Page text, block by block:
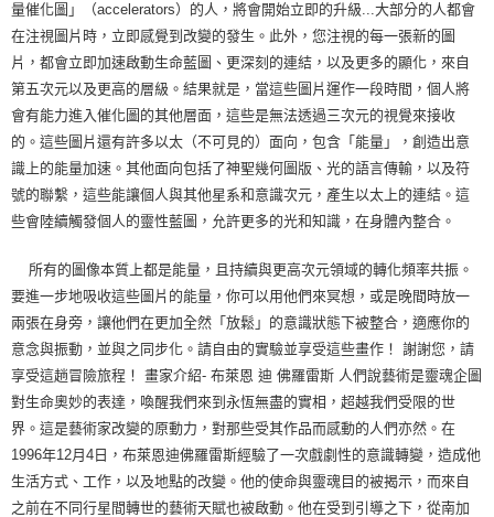
量催化圖」（accelerators）的人，將會開始立即的升級...大部分的人都會
在注視圖片時，立即感覺到改變的發生。此外，您注視的每一張新的圖
片，都會立即加速啟動生命藍圖、更深刻的連結，以及更多的顯化，來自
第五次元以及更高的層級。結果就是，當這些圖片運作一段時間，個人將
會有能力進入催化圖的其他層面，這些是無法透過三次元的視覺來接收
的。這些圖片還有許多以太（不可見的）面向，包含「能量」，創造出意
識上的能量加速。其他面向包括了神聖幾何圖版、光的語言傳輸，以及符
號的聯繫，這些能讓個人與其他星系和意識次元，產生以太上的連結。這
些會陸續觸發個人的靈性藍圖，允許更多的光和知識，在身體內整合。
所有的圖像本質上都是能量，且持續與更高次元領域的轉化頻率共振。
要進一步地吸收這些圖片的能量，你可以用他們來冥想，或是晚間時放一
兩張在身旁，讓他們在更加全然「放鬆」的意識狀態下被整合，適應你的
意念與振動，並與之同步化。請自由的實驗並享受這些畫作！ 謝謝您，請
享受這趟冒險旅程！ 畫家介紹- 布萊恩 迪 佛羅雷斯 人們說藝術是靈魂企圖
對生命奧妙的表達，喚醒我們來到永恆無盡的實相，超越我們受限的世
界。這是藝術家改變的原動力，對那些受其作品而感動的人們亦然。在
1996年12月4日，布萊恩迪佛羅雷斯經驗了一次戲劇性的意識轉變，造成他
生活方式、工作，以及地點的改變。他的使命與靈魂目的被揭示，而來自
之前在不同行星間轉世的藝術天賦也被啟動。他在受到引導之下，從南加